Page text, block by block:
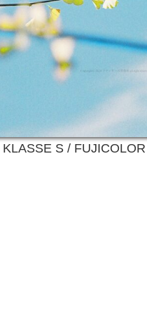
KLASSE S /